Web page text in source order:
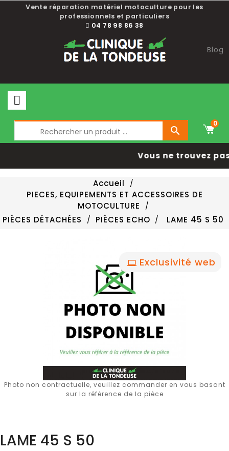
Vente réparation matériel motoculture pour les
professionnels et particuliers
04 78 98 86 38
Blog

0
Vous ne trouvez
Accueil
PIECES, EQUIPEMENTS ET ACCESSOIRES DE
MOTOCULTURE
PIÈCES DÉTACHÉES
PIÈCES ECHO LAME 45 S 50
Exclusivité web
Photo non contractuelle, veuillez commander en vous basant
sur la référence de la pièce
LAME 45 S 50